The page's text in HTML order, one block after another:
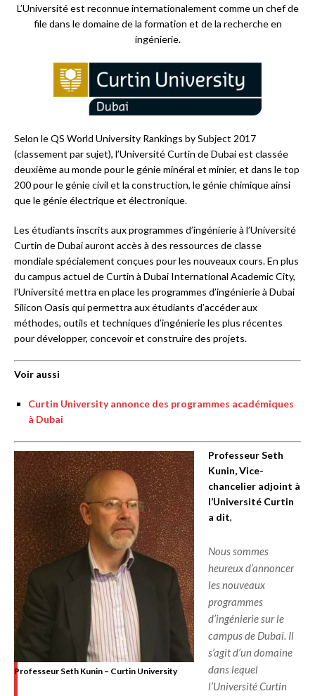
L’Université est reconnue internationalement comme un chef de
file dans le domaine de la formation et de la recherche en
ingénierie.
Selon le QS World University Rankings by Subject 2017
(classement par sujet), l’Université Curtin de Dubai est classée
deuxième au monde pour le génie minéral et minier, et dans le top
200 pour le génie civil et la construction, le génie chimique ainsi
que le génie électrique et électronique.
Les étudiants inscrits aux programmes d’ingénierie à l’Université
Curtin de Dubai auront accès à des ressources de classe
mondiale spécialement conçues pour les nouveaux cours. En plus
du campus actuel de Curtin à Dubai International Academic City,
l’Université mettra en place les programmes d’ingénierie à Dubai
Silicon Oasis qui permettra aux étudiants d’accéder aux
méthodes, outils et techniques d’ingénierie les plus récentes
pour développer, concevoir et construire des projets.
Voir aussi
Curtin University annonce des programmes académiques
à Dubai
Professeur Seth Kunin – Curtin University
Professeur Seth
Kunin, Vice-
chancelier adjoint à
l’Université Curtin
a dit,
Nous sommes
heureux d’annoncer
les nouveaux
programmes
d’ingénierie sur le
campus de Dubai. Il
s’agit d’un domaine
dans lequel
l’Université Curtin